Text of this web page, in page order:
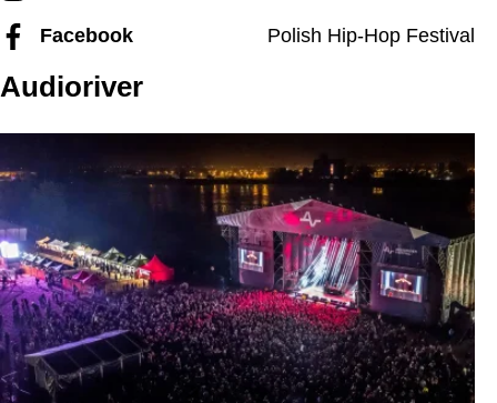
Facebook Polish Hip-Hop Festival
Audioriver